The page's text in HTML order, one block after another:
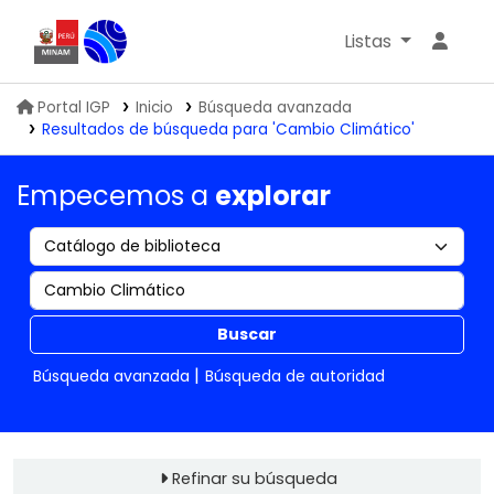
Biblioteca IGP
Listas
Portal IGP Inicio
Búsqueda avanzada
Resultados de búsqueda para 'Cambio Climático'
Empecemos a explorar
Buscar
Búsqueda avanzada
Búsqueda de autoridad
Refinar su búsqueda